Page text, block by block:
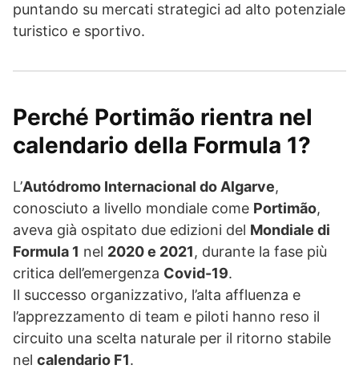
puntando su mercati strategici ad alto potenziale
turistico e sportivo.
Perché Portimão rientra nel
calendario della Formula 1?
L’Autódromo Internacional do Algarve,
conosciuto a livello mondiale come Portimão,
aveva già ospitato due edizioni del Mondiale di
Formula 1 nel 2020 e 2021, durante la fase più
critica dell’emergenza Covid-19.
Il successo organizzativo, l’alta affluenza e
l’apprezzamento di team e piloti hanno reso il
circuito una scelta naturale per il ritorno stabile
nel calendario F1.